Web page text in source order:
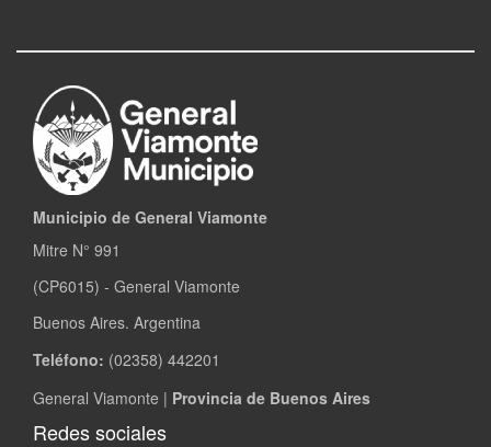
Municipio de General Viamonte
Mitre N° 991
(CP6015) - General Viamonte
Buenos Aires. Argentina
Teléfono: (02358) 442201
General Viamonte | Provincia de Buenos Aires
Redes sociales